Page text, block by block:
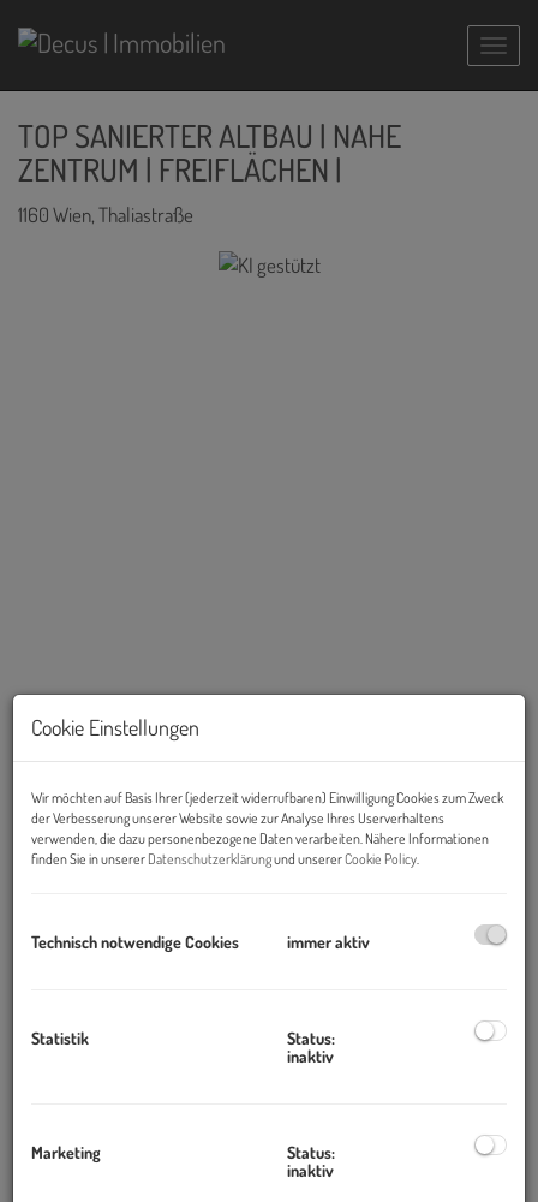
TOP SANIERTER ALTBAU | NAHE
ZENTRUM | FREIFLÄCHEN |
1160 Wien, Thaliastraße
KI gestützt
Links
Cookie Einstellungen
Wir möchten auf Basis Ihrer (jederzeit widerrufbaren) Einwilligung Cookies zum Zweck
der Verbesserung unserer Website sowie zur Analyse Ihres Userverhaltens
verwenden, die dazu personenbezogene Daten verarbeiten. Nähere Informationen
finden Sie in unserer Datenschutzerklärungund unsererCookie Policy.
Technisch notwendige Cookies immer aktiv
Statistik
Status:
inaktiv
Marketing
Status:
inaktiv